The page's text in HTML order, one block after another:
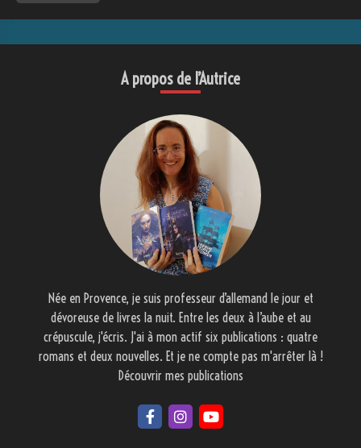
A propos de l’Autrice
Née en Provence, je suis professeur d’allemand le jour et
dévoreuse de livres la nuit. Entre les deux à l’aube et au
crépuscule, j'écris. J'ai à mon actif six publications : quatre
romans et deux nouvelles. Et je ne compte pas m'arrêter là !
Découvrir mes publications